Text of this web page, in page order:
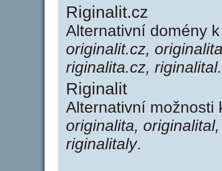
Riginalit.cz
Alternativní domény
originalit.cz,
riginalita.cz,
Riginalit
Alternativní
originalita,
riginalitaly.